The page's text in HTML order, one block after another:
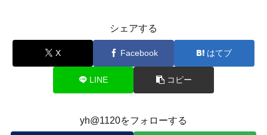
シェアする
X Facebook はてブ
LINE コピー
yh@1120をフォローする